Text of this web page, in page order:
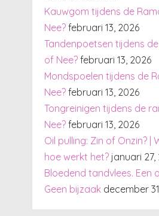
Kauwgom tijdens de
Nee? februari 13, 2026
Tandenpoetsen tijdens
of Nee? februari 13, 2026
Mondspoelen tijdens de
Nee? februari 13, 2026
Tongreinigen tijdens de
Nee? februari 13, 2026
Oil pulling: Zin of Onzin? |
hoe werkt het? januari 27,
Bloedend tandvlees. Een
Geen bijzaak december